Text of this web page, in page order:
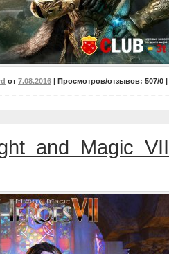
от 7.08.2016 | Просмотров/отзывов: 507/0 |
and Magic